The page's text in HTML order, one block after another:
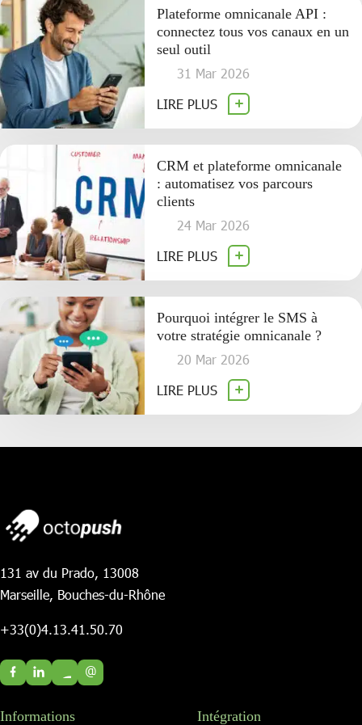
Plateforme omnicanale API :
connectez tous vos canaux en un
seul outil
31 Mar 2026
LIRE PLUS
CRM et plateforme omnicanale
: automatisez vos parcours
clients
24 Mar 2026
LIRE PLUS
Pourquoi intégrer le SMS à
votre stratégie omnicanale ?
20 Mar 2026
LIRE PLUS
131 av du Prado, 13008
Marseille, Bouches-du-Rhône
+33(0)4.13.41.50.70
@
Informations Intégration